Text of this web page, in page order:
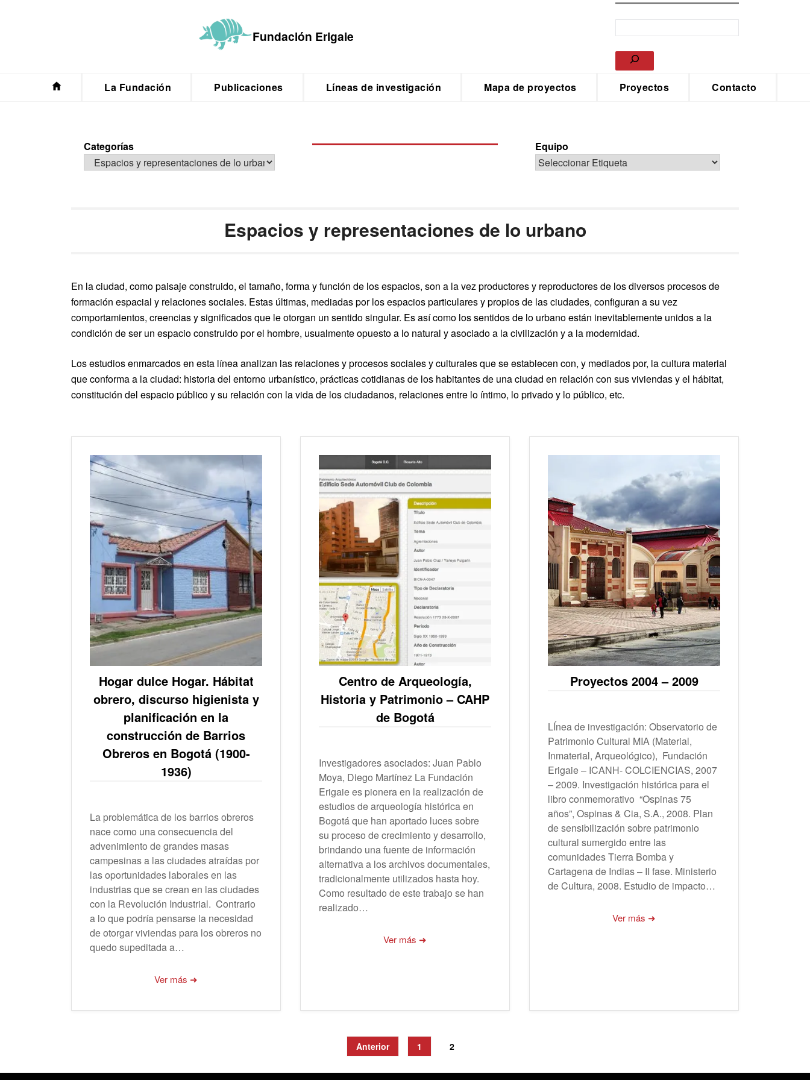
Fundación Erigaie
La Fundación Publicaciones Líneas de investigación Mapa de proyectos Proyectos Contacto
Categorías Equipo
Espacios y representaciones de lo urbano
En la ciudad, como paisaje construido, el tamaño, forma y función de los espacios, son a la vez productores y reproductores de los diversos procesos de
formación espacial y relaciones sociales. Estas últimas, mediadas por los espacios particulares y propios de las ciudades, configuran a su vez
comportamientos, creencias y significados que le otorgan un sentido singular. Es así como los sentidos de lo urbano están inevitablemente unidos a la
condición de ser un espacio construido por el hombre, usualmente opuesto a lo natural y asociado a la civilización y a la modernidad.
Los estudios enmarcados en esta línea analizan las relaciones y procesos sociales y culturales que se establecen con, y mediados por, la cultura material
que conforma a la ciudad: historia del entorno urbanístico, prácticas cotidianas de los habitantes de una ciudad en relación con sus viviendas y el hábitat,
constitución del espacio público y su relación con la vida de los ciudadanos, relaciones entre lo íntimo, lo privado y lo público, etc.
Hogar dulce Hogar. Hábitat
obrero, discurso higienista y
planificación en la
construcción de Barrios
Obreros en Bogotá (1900-
1936)
La problemática de los barrios obreros
nace como una consecuencia del
advenimiento de grandes masas
campesinas a las ciudades atraídas por
las oportunidades laborales en las
industrias que se crean en las ciudades
con la Revolución Industrial. Contrario
a lo que podría pensarse la necesidad
de otorgar viviendas para los obreros no
quedo supeditada a…
Ver más ➜
Centro de Arqueología,
Historia y Patrimonio – CAHP
de Bogotá
Investigadores asociados: Juan Pablo
Moya, Diego Martínez La Fundación
Erigaie es pionera en la realización de
estudios de arqueología histórica en
Bogotá que han aportado luces sobre
su proceso de crecimiento y desarrollo,
brindando una fuente de información
alternativa a los archivos documentales,
tradicionalmente utilizados hasta hoy.
Como resultado de este trabajo se han
realizado…
Ver más ➜
Proyectos 2004 – 2009
LÍnea de investigación: Observatorio de
Patrimonio Cultural MIA (Material,
Inmaterial, Arqueológico), Fundación
Erigaie – ICANH- COLCIENCIAS, 2007
– 2009. Investigación histórica para el
libro conmemorativo “Ospinas 75
años”, Ospinas & Cia, S.A., 2008. Plan
de sensibilización sobre patrimonio
cultural sumergido entre las
comunidades Tierra Bomba y
Cartagena de Indias – II fase. Ministerio
de Cultura, 2008. Estudio de impacto…
Ver más ➜
Anterior 1 2